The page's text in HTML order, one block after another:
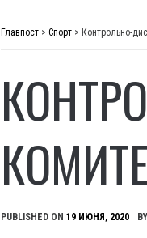
Главпост > Спорт > Контрольно-
PUBLISHED ON 19 ИЮНЯ, 2020 BY